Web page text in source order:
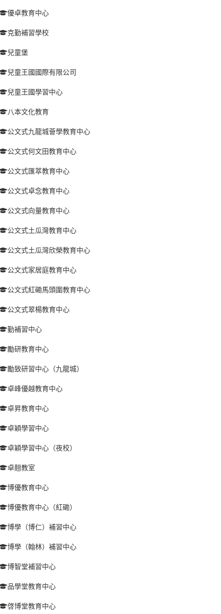
優卓教育中心
克勤補習學校
兒童堡
兒童王國國際有限公司
兒童王國學習中心
八本文化教育
公文式九龍城薈學教育中心
公文式何文田教育中心
公文式匯萃教育中心
公文式卓念教育中心
公文式向量教育中心
公文式土瓜灣教育中心
公文式土瓜灣欣榮教育中心
公文式家居庭教育中心
公文式紅磡馬頭圍教育中心
公文式翠楊教育中心
勤補習中心
勵研教育中心
勵致研習中心（九龍城）
卓峰優越教育中心
卓昇教育中心
卓穎學習中心
卓穎學習中心（夜校）
卓翹教室
博優教育中心
博優教育中心（紅磡）
博學（博仁）補習中心
博學（翰林）補習中心
博智堂補習中心
品學堂教育中心
啓博堂教育中心